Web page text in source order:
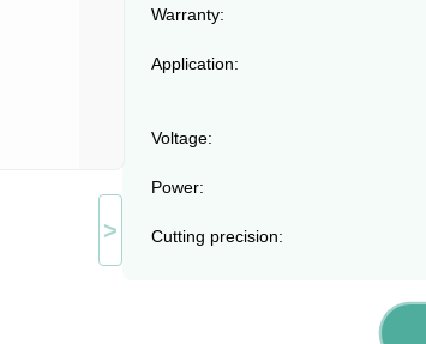
>
Warranty:
Application:
Voltage:
Power:
Cutting precision: